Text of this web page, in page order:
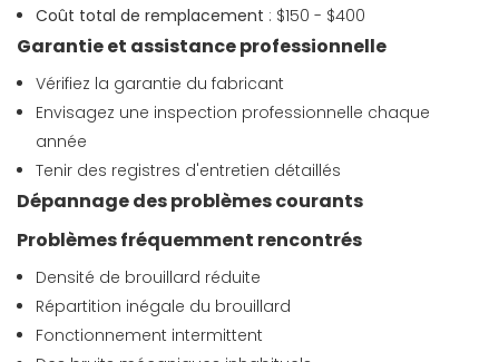
Coût total de remplacement : $150 - $400
Garantie et assistance professionnelle
Vérifiez la garantie du fabricant
Envisagez une inspection professionnelle chaque
année
Tenir des registres d'entretien détaillés
Dépannage des problèmes courants
Problèmes fréquemment rencontrés
Densité de brouillard réduite
Répartition inégale du brouillard
Fonctionnement intermittent